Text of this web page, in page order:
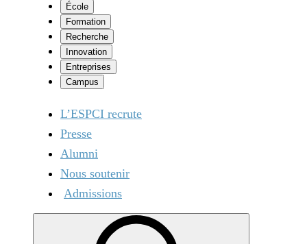
École
Formation
Recherche
Innovation
Entreprises
Campus
L’ESPCI recrute
Presse
Alumni
Nous soutenir
Admissions